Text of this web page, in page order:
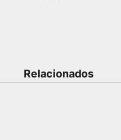
Relacionados